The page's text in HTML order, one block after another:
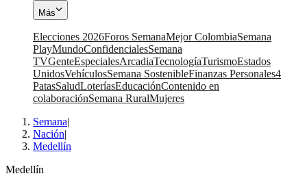
Más
Elecciones 2026Foros SemanaMejor ColombiaSemana
PlayMundoConfidencialesSemana
TVGenteEspecialesArcadiaTecnologíaTurismoEstados
UnidosVehículosSemana SostenibleFinanzas Personales4
PatasSaludLoteríasEducaciónContenido en
colaboraciónSemana RuralMujeres
Semana|
Nación|
Medellín
Medellín